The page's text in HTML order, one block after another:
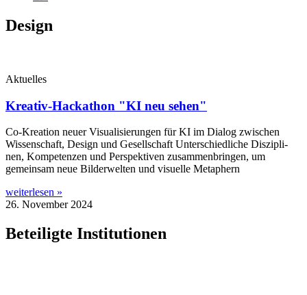
Design
Aktuelles
Kreativ-Hackathon "KI neu sehen"
Co-Krea­ti­on neu­er Visua­li­sie­run­gen für KI im Dia­log zwi­schen
Wis­sen­schaft, Design und Gesell­schaft Unter­schied­li­che Dis­zi­pli­
nen, Kom­pe­ten­zen und Per­spek­ti­ven zusam­men­brin­gen, um
gemein­sam neue Bil­der­wel­ten und visu­el­le Metaphern
weiterlesen »
26. November 2024
Beteiligte Institutionen